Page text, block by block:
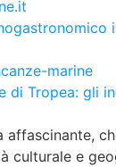
di Tropea: gli
affascinante,
culturale e